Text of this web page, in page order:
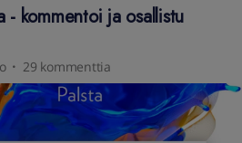
- kommentoi ja osallistu
29 kommenttia